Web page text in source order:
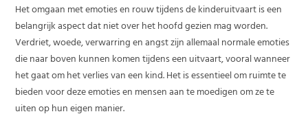
Het omgaan met emoties en rouw tijdens de kinderuitvaart is een
belangrijk aspect dat niet over het hoofd gezien mag worden.
Verdriet, woede, verwarring en angst zijn allemaal normale emoties
die naar boven kunnen komen tijdens een uitvaart, vooral wanneer
het gaat om het verlies van een kind. Het is essentieel om ruimte te
bieden voor deze emoties en mensen aan te moedigen om ze te
uiten op hun eigen manier.